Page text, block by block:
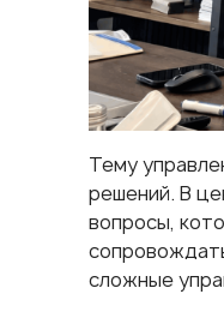
Тему
решений. В
вопросы,
сложные